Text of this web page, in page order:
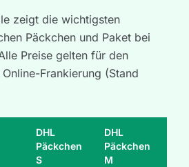
zeigt die wichtigsten
Päckchen und Paket bei
Preise gelten für den
Frankierung (Stand
DHL
Päckchen
S
DHL
Päckchen
M